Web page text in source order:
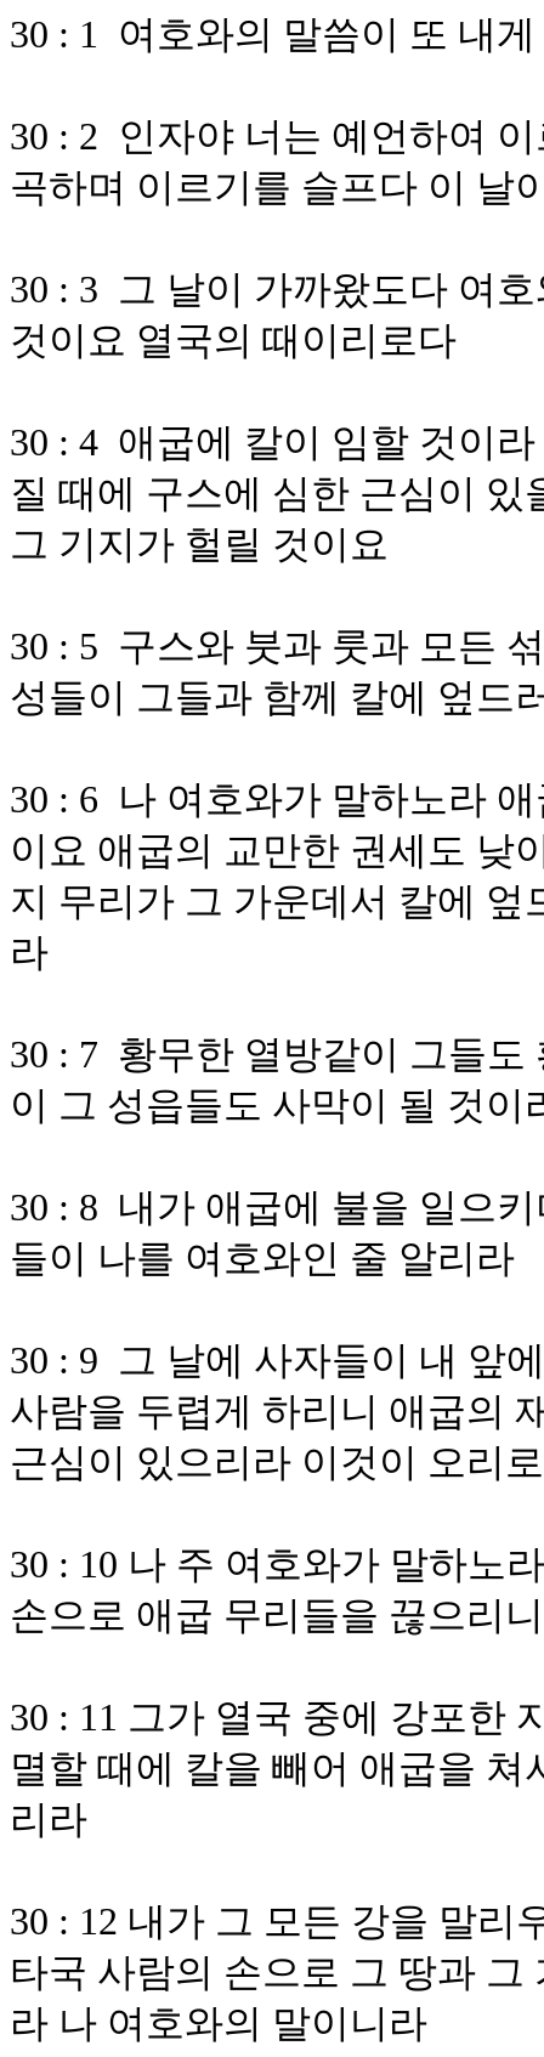
30 : 1 여호와의 말씀이 또 내
30 : 2 인자야 너는 예언하여
곡하며 이르기를 슬프다 이 날
30 : 3 그 날이 가까왔도다 여
것이요 열국의 때이리로다
30 : 4 애굽에 칼이 임할 것이
질 때에 구스에 심한 근심이
그 기지가 헐릴 것이요
30 : 5 구스와 붓과 룻과 모든
성들이 그들과 함께 칼에 엎드
30 : 6 나 여호와가 말하노라
이요 애굽의 교만한 권세도 낮
지 무리가 그 가운데서 칼에
라
30 : 7 황무한 열방같이 그들
이 그 성읍들도 사막이 될 것이
30 : 8 내가 애굽에 불을 일으
들이 나를 여호와인 줄 알리라
30 : 9 그 날에 사자들이 내 앞
사람을 두렵게 하리니 애굽의
근심이 있으리라 이것이 오리
30 : 10 나 주 여호와가 말하노
손으로 애굽 무리들을 끊으리니
30 : 11 그가 열국 중에 강포한
멸할 때에 칼을 빼어 애굽을
리라
30 : 12 내가 그 모든 강을 말리
타국 사람의 손으로 그 땅과
라 나 여호와의 말이니라